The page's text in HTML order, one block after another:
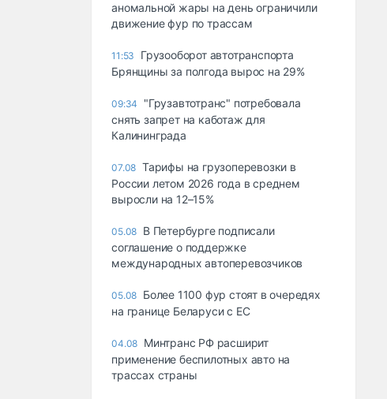
аномальной жары на день ограничили
движение фур по трассам
11:53
Грузооборот автотранспорта
Брянщины за полгода вырос на 29%
09:34
"Грузавтотранс" потребовала
снять запрет на каботаж для
Калининграда
07.08 Тарифы на грузоперевозки в
России летом 2026 года в среднем
выросли на 12–15%
05.08 В Петербурге подписали
соглашение о поддержке
международных автоперевозчиков
05.08 Более 1100 фур стоят в очередях
на границе Беларуси с ЕС
04.08 Минтранс РФ расширит
применение беспилотных авто на
трассах страны